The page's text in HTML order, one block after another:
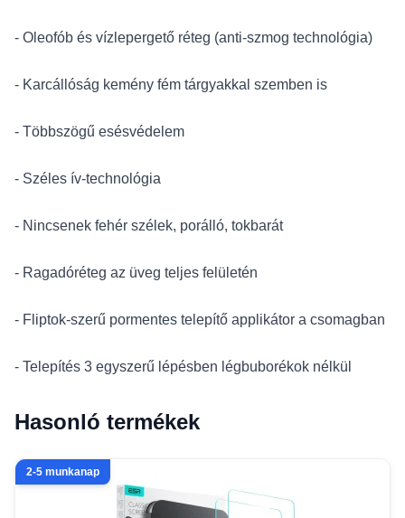
- Oleofób és vízlepergető réteg (anti-szmog technológia)
- Karcállóság kemény fém tárgyakkal szemben is
- Többszögű esésvédelem
- Széles ív-technológia
- Nincsenek fehér szélek, porálló, tokbarát
- Ragadóréteg az üveg teljes felületén
- Fliptok-szerű pormentes telepítő applikátor a csomagban
- Telepítés 3 egyszerű lépésben légbuborékok nélkül
Hasonló termékek
2-5 munkanap